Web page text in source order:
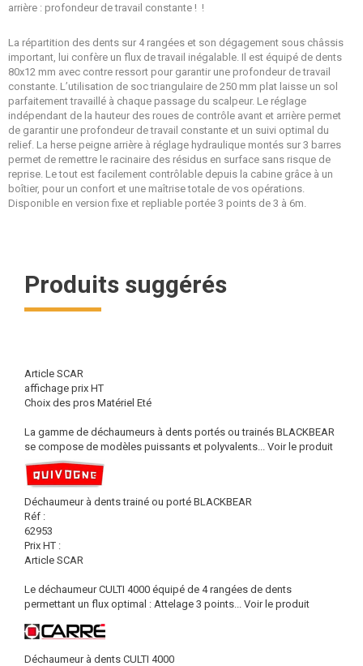
arrière : profondeur de travail constante ! !
La répartition des dents sur 4 rangées et son dégagement sous châssis
important, lui confère un flux de travail inégalable. Il est équipé de dents
80x12 mm avec contre ressort pour garantir une profondeur de travail
constante. L’utilisation de soc triangulaire de 250 mm plat laisse un sol
parfaitement travaillé à chaque passage du scalpeur. Le réglage
indépendant de la hauteur des roues de contrôle avant et arrière permet
de garantir une profondeur de travail constante et un suivi optimal du
relief. La herse peigne arrière à réglage hydraulique montés sur 3 barres
permet de remettre le racinaire des résidus en surface sans risque de
reprise. Le tout est facilement contrôlable depuis la cabine grâce à un
boîtier, pour un confort et une maîtrise totale de vos opérations.
Disponible en version fixe et repliable portée 3 points de 3 à 6m.
Produits suggérés
Article SCAR
affichage prix HT
Choix des pros Matériel Eté
La gamme de déchaumeurs à dents portés ou trainés BLACKBEAR
se compose de modèles puissants et polyvalents... Voir le produit
Déchaumeur à dents trainé ou porté BLACKBEAR
Réf :
62953
Prix HT :
Article SCAR
Le déchaumeur CULTI 4000 équipé de 4 rangées de dents
permettant un flux optimal : Attelage 3 points... Voir le produit
Déchaumeur à dents CULTI 4000